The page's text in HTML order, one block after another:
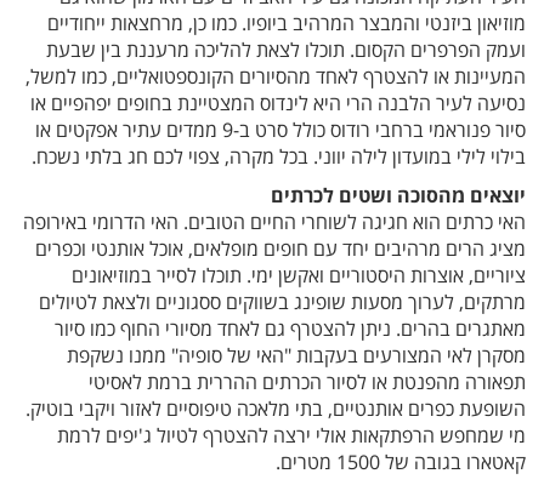
מוזיאון ביזנטי והמבצר המרהיב ביופיו. כמו כן, מרחצאות ייחודיים
ועמק הפרפרים הקסום. תוכלו לצאת להליכה מרעננת בין שבעת
המעיינות או להצטרף לאחד מהסיורים הקונספטואליים, כמו למשל,
נסיעה לעיר הלבנה הרי היא לינדוס המצטיינת בחופים יפהפיים או
סיור פנוראמי ברחבי רודוס כולל סרט ב-9 ממדים עתיר אפקטים או
בילוי לילי במועדון לילה יווני. בכל מקרה, צפוי לכם חג בלתי נשכח.
יוצאים מהסוכה ושטים לכרתים
האי כרתים הוא חגיגה לשוחרי החיים הטובים. האי הדרומי באירופה
מציג הרים מרהיבים יחד עם חופים מופלאים, אוכל אותנטי וכפרים
ציוריים, אוצרות היסטוריים ואקשן ימי. תוכלו לסייר במוזיאונים
מרתקים, לערוך מסעות שופינג בשווקים ססגוניים ולצאת לטיולים
מאתגרים בהרים. ניתן להצטרף גם לאחד מסיורי החוף כמו סיור
מסקרן לאי המצורעים בעקבות "האי של סופיה" ממנו נשקפת
תפאורה מהפנטת או לסיור הכרתים ההררית ברמת לאסיטי
השופעת כפרים אותנטיים, בתי מלאכה טיפוסיים לאזור ויקבי בוטיק.
מי שמחפש הרפתקאות אולי ירצה להצטרף לטיול ג'יפים לרמת
קאטארו בגובה של 1500 מטרים.